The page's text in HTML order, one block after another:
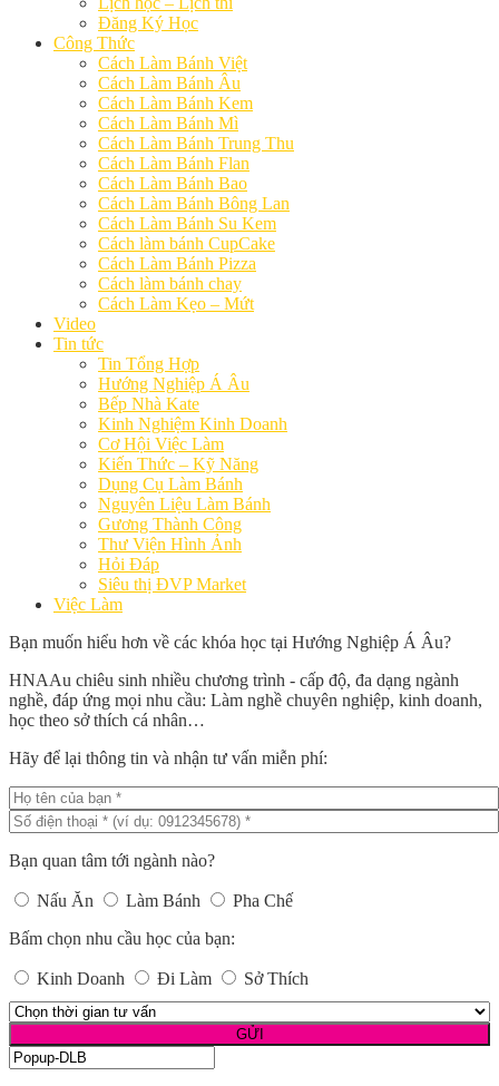
Đăng Ký Học
Công Thức
Cách Làm Bánh Việt
Cách Làm Bánh Âu
Cách Làm Bánh Kem
Cách Làm Bánh Mì
Cách Làm Bánh Trung Thu
Cách Làm Bánh Flan
Cách Làm Bánh Bao
Cách Làm Bánh Bông Lan
Cách Làm Bánh Su Kem
Cách làm bánh CupCake
Cách Làm Bánh Pizza
Cách làm bánh chay
Cách Làm Kẹo – Mứt
Video
Tin tức
Tin Tổng Hợp
Hướng Nghiệp Á Âu
Bếp Nhà Kate
Kinh Nghiệm Kinh Doanh
Cơ Hội Việc Làm
Kiến Thức – Kỹ Năng
Dụng Cụ Làm Bánh
Nguyên Liệu Làm Bánh
Gương Thành Công
Thư Viện Hình Ảnh
Hỏi Đáp
Siêu thị ĐVP Market
Việc Làm
Bạn muốn hiểu hơn về các khóa học tại Hướng Nghiệp Á Âu?
HNAAu chiêu sinh nhiều chương trình - cấp độ, đa dạng ngành
nghề, đáp ứng mọi nhu cầu: Làm nghề chuyên nghiệp, kinh doanh,
học theo sở thích cá nhân…
Hãy để lại thông tin và nhận tư vấn miễn phí:
Bạn quan tâm tới ngành nào?
Nấu Ăn Làm Bánh
Pha Chế
Bấm chọn nhu cầu học của bạn:
Kinh Doanh Đi Làm Sở Thích